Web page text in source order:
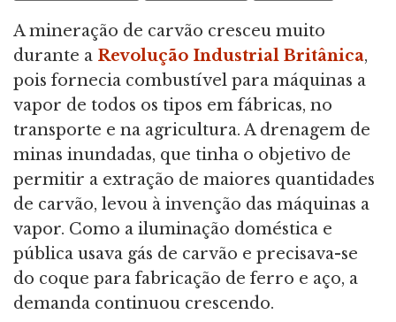
A mineração de carvão cresceu muito
durante a Revolução Industrial Britânica,
pois fornecia combustível para máquinas a
vapor de todos os tipos em fábricas, no
transporte e na agricultura. A drenagem de
minas inundadas, que tinha o objetivo de
permitir a extração de maiores quantidades
de carvão, levou à invenção das máquinas a
vapor. Como a iluminação doméstica e
pública usava gás de carvão e precisava-se
do coque para fabricação de ferro e aço, a
demanda continuou crescendo.